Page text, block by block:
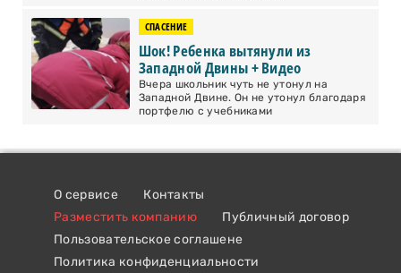
СПАСЕНИЕ
Шок! Ребенка вытянули из
Западной Двины + Видео
Вчера школьник чуть не утонул на
Западной Двине. Он не утонул благодаря
портфелю с учебниками
О сервисе
Контакты
Разместить компанию
Публичный договор
Пользовательское соглашене
Политика конфиденциальности